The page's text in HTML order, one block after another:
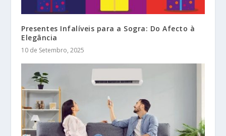
Presentes Infalíveis para a Sogra: Do Afecto à
Elegância
10 de Setembro, 2025